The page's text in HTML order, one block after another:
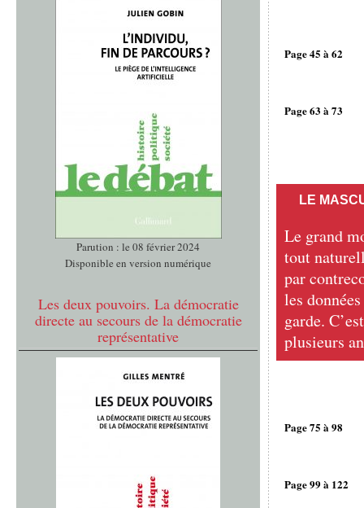
Parution : le 08 février 2024
Disponible en version numérique
Les deux pouvoirs. La démocratie
directe au secours de la démocratie
représentative
Page 45 à 62
Page 63 à 73
LE
Le grand
tout
par
les
garde.
plusieurs
Page 75 à 98
Page 99 à 122